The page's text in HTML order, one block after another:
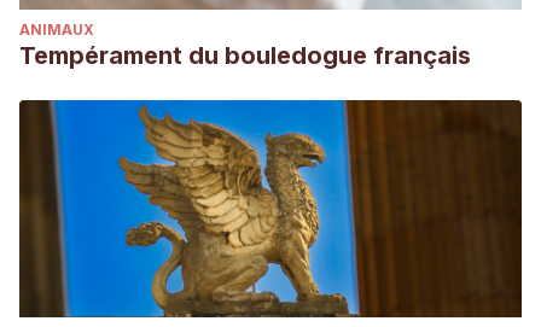
ANIMAUX
Tempérament du bouledogue français